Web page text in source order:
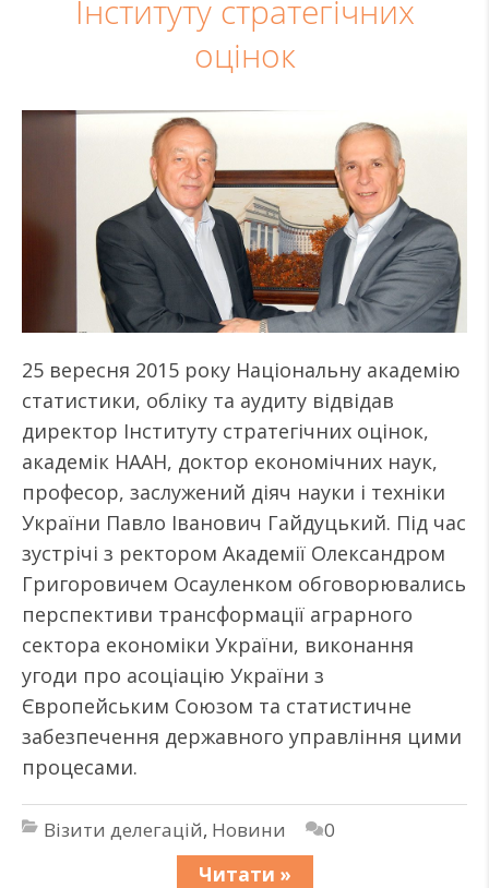
Інституту стратегічних
оцінок
25 вересня 2015 року Національну академію
статистики, обліку та аудиту відвідав
директор Інституту стратегічних оцінок,
академік НААН, доктор економічних наук,
професор, заслужений діяч науки і техніки
України Павло Іванович Гайдуцький. Під час
зустрічі з ректором Академії Олександром
Григоровичем Осауленком обговорювались
перспективи трансформації аграрного
сектора економіки України, виконання
угоди про асоціацію України з
Європейським Союзом та статистичне
забезпечення державного управління цими
процесами.
Візити делегацій, Новини
0
Читати »